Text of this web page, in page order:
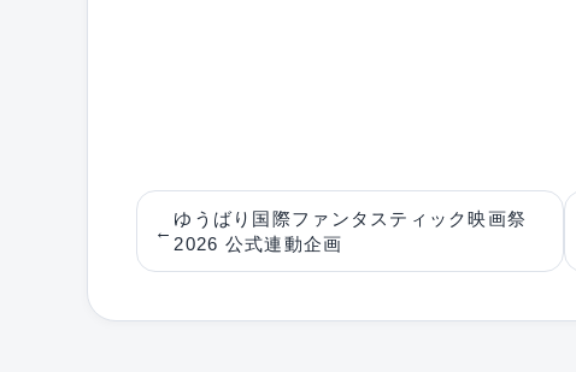
←
ゆうばり国際ファンタスティック映画祭
2026 公式連動企画